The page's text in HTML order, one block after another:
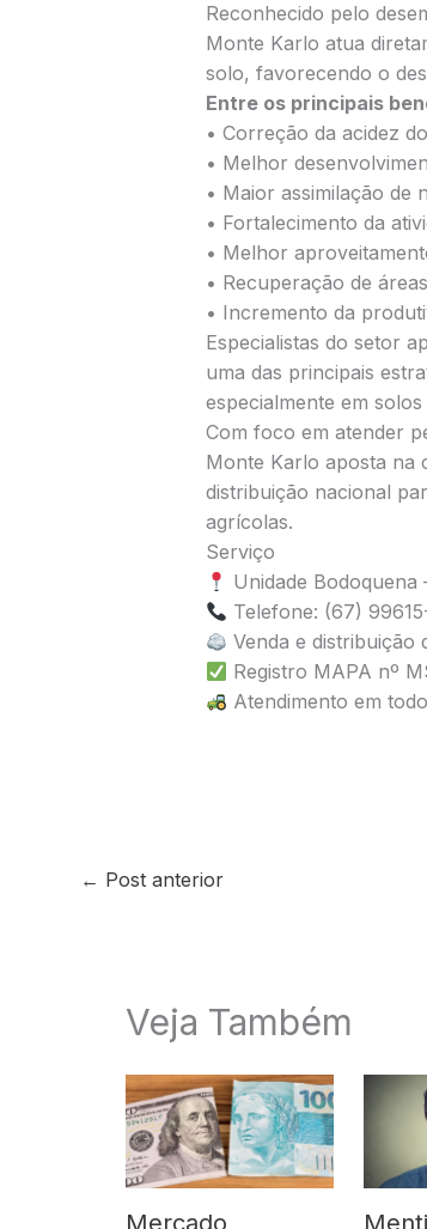
Reconhecido pelo
Monte Karlo atua
solo, favorecendo o
Entre os principais
• Correção da acidez
• Melhor
• Maior assimilação de
• Fortalecimento da
• Melhor
• Recuperação de
• Incremento da
Especialistas do setor
uma das principais
especialmente em
Com foco em atender
Monte Karlo aposta na
distribuição nacional
agrícolas.
Serviço
Unidade
Telefone: (67)
Venda e distribuição
Registro MAPA nº
Atendimento em
← Post anterior
Veja Também
Mercado